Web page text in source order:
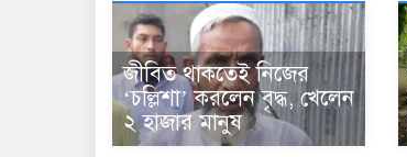
জীবিত থাকতেই নিজের
‘চল্লিশা’ করলেন বৃদ্ধ, খেলেন
২ হাজার মানুষ